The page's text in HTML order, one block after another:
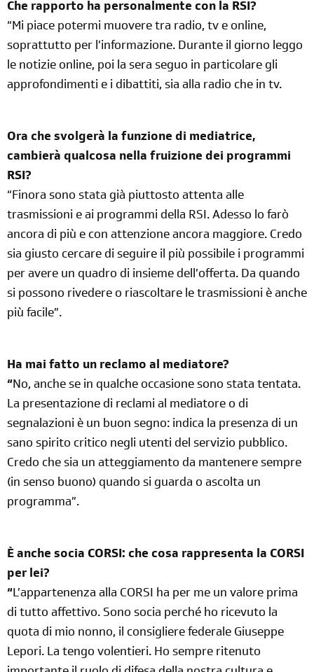
Che rapporto ha personalmente con la RSI?
“Mi piace potermi muovere tra radio, tv e online,
soprattutto per l’informazione. Durante il giorno leggo
le notizie online, poi la sera seguo in particolare gli
approfondimenti e i dibattiti, sia alla radio che in tv.
Ora che svolgerà la funzione di mediatrice,
cambierà qualcosa nella fruizione dei programmi
RSI?
“Finora sono stata già piuttosto attenta alle
trasmissioni e ai programmi della RSI. Adesso lo farò
ancora di più e con attenzione ancora maggiore. Credo
sia giusto cercare di seguire il più possibile i programmi
per avere un quadro di insieme dell’offerta. Da quando
si possono rivedere o riascoltare le trasmissioni è anche
più facile”.
Ha mai fatto un reclamo al mediatore?
“No, anche se in qualche occasione sono stata tentata.
La presentazione di reclami al mediatore o di
segnalazioni è un buon segno: indica la presenza di un
sano spirito critico negli utenti del servizio pubblico.
Credo che sia un atteggiamento da mantenere sempre
(in senso buono) quando si guarda o ascolta un
programma”.
È anche socia CORSI: che cosa rappresenta la CORSI
per lei?
“L’appartenenza alla CORSI ha per me un valore prima
di tutto affettivo. Sono socia perché ho ricevuto la
quota di mio nonno, il consigliere federale Giuseppe
Lepori. La tengo volentieri. Ho sempre ritenuto